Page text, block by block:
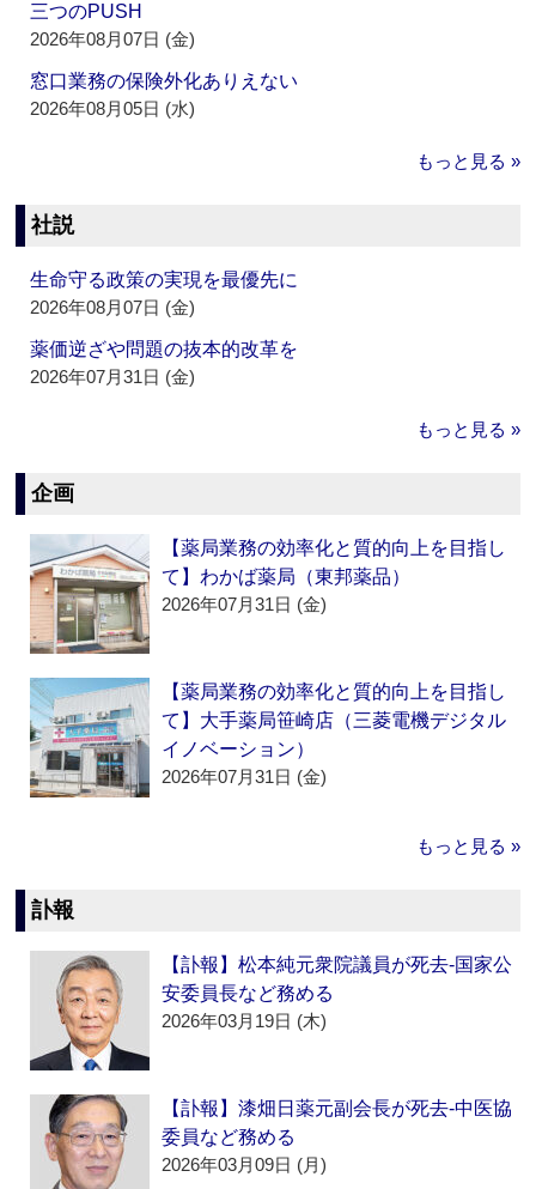
三つのPUSH
2026年08月07日 (金)
窓口業務の保険外化ありえない
2026年08月05日 (水)
もっと見る »
社説
生命守る政策の実現を最優先に
2026年08月07日 (金)
薬価逆ざや問題の抜本的改革を
2026年07月31日 (金)
もっと見る »
企画
【薬局業務の効率化と質的向上を目指し
て】わかば薬局（東邦薬品）
2026年07月31日 (金)
【薬局業務の効率化と質的向上を目指し
て】大手薬局笹崎店（三菱電機デジタル
イノベーション）
2026年07月31日 (金)
もっと見る »
訃報
【訃報】松本純元衆院議員が死去‐国家公
安委員長など務める
2026年03月19日 (木)
【訃報】漆畑日薬元副会長が死去‐中医協
委員など務める
2026年03月09日 (月)